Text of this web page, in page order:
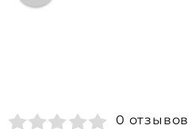
0 отзывов